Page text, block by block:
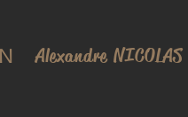
Alexandre NICOLAS